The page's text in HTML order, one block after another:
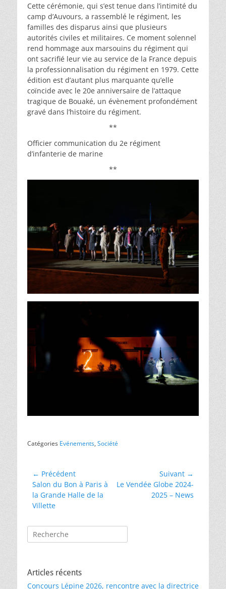
Cette cérémonie, qui s’est tenue dans l’intimité du
camp d’Auvours, a rassemblé le régiment, les
familles des disparus ainsi que plusieurs
autorités civiles et militaires. Ce moment solennel
rend hommage aux marsouins du régiment qui
ont sacrifié leur vie au service de la France depuis
la professionnalisation du régiment en 1979. Cette
édition est d’autant plus marquante qu’elle
coïncide avec le 20e anniversaire de l’attaque
tragique de Bouaké, un évènement profondément
gravé dans l’histoire du régiment.
**
Officier communication du 2e régiment
d’infanterie de marine
**
Catégories Evénements, Société
Navigation
de
l’article
← Précédent
Article
précédent :
Salon du Bon à Paris à
la Grande Halle de la
Villette
Suivant →
Article
Le Vendée Globe 2024-
2025 – News
Rechercher :
Articles récents
Concours Lépine 2026, rencontre avec la directrice